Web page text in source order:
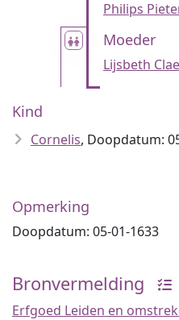
Philips
Moeder
Lijsbeth
Kind
Cornelis, Doopdatum:
Opmerking
Doopdatum: 05-01-1633
Bronvermelding
Erfgoed Leiden en